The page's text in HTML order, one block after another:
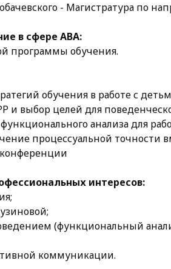
- Магистратура по
в сфере АВА:
программы обучения.
обучения в работе с
и выбор целей для
анализа для
процессуальной точности
интересов:
(функциональный
коммуникации.